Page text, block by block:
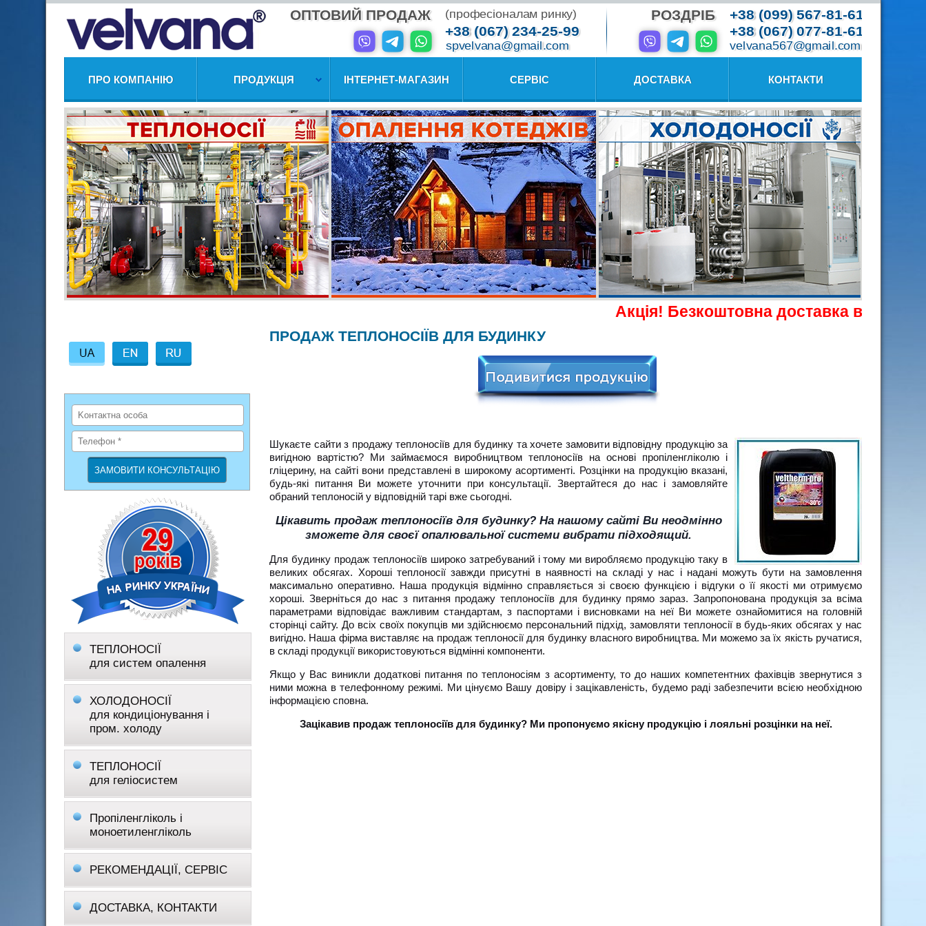
ОПТОВИЙ ПРОДАЖ (професіоналам ринку)
+38 (067) 234-25-99
spvelvana@gmail.com
РОЗДРІБ
+38 (099) 567-81-61
+38 (067) 077-81-61
velvana567@gmail.com
ПРО КОМПАНІЮ ПРОДУКЦІЯ ІНТЕРНЕТ-МАГАЗИН СЕРВІС ДОСТАВКА КОНТАКТИ
Акція! Безкоштовна доставка від 100 кг!
ТЕПЛОНОСІЇ
для систем опалення
ХОЛОДОНОСІЇ
для кондиціонування і
пром. холоду
ТЕПЛОНОСІЇ
для геліосистем
Пропіленгліколь і
моноетиленгліколь
РЕКОМЕНДАЦІЇ, СЕРВІС
ДОСТАВКА, КОНТАКТИ
ПРОДАЖ ТЕПЛОНОСІЇВ ДЛЯ БУДИНКУ
Шукаєте сайти з продажу теплоносіїв для будинку та хочете замовити відповідну продукцію за
вигідною вартістю? Ми займаємося виробництвом теплоносіїв на основі пропіленгліколю і
гліцерину, на сайті вони представлені в широкому асортименті. Розцінки на продукцію вказані,
будь-які питання Ви можете уточнити при консультації. Звертайтеся до нас і замовляйте
обраний теплоносій у відповідній тарі вже сьогодні.
Цікавить продаж теплоносіїв для будинку? На нашому сайті Ви неодмінно
зможете для своєї опалювальної системи вибрати підходящий.
Для будинку продаж теплоносіїв широко затребуваний і тому ми виробляємо продукцію таку в
великих обсягах. Хороші теплоносії завжди присутні в наявності на складі у нас і надані можуть бути на замовлення
максимально оперативно. Наша продукція відмінно справляється зі своєю функцією і відгуки о її якості ми отримуємо
хороші. Зверніться до нас з питання продажу теплоносіїв для будинку прямо зараз. Запропонована продукція за всіма
параметрами відповідає важливим стандартам, з паспортами і висновками на неї Ви можете ознайомитися на головній
сторінці сайту. До всіх своїх покупців ми здійснюємо персональний підхід, замовляти теплоносії в будь-яких обсягах у нас
вигідно. Наша фірма виставляє на продаж теплоносії для будинку власного виробництва. Ми можемо за їх якість ручатися,
в складі продукції використовуються відмінні компоненти.
Якщо у Вас виникли додаткові питання по теплоносіям з асортименту, то до наших компетентних фахівців звернутися з
ними можна в телефонному режимі. Ми цінуємо Вашу довіру і зацікавленість, будемо раді забезпечити всією необхідною
інформацією сповна.
Зацікавив продаж теплоносіїв для будинку? Ми пропонуємо якісну продукцію і лояльні розцінки на неї.